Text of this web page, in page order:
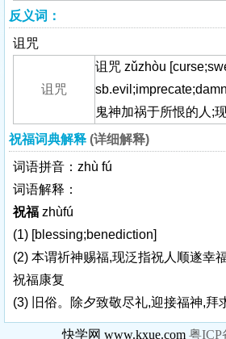
反义词：
诅咒
诅咒
诅咒 zǔzhòu
鬼神加祸于所恨的人;
祝福词典解释 (详细解释)
词语拼音：zhù fú
词语解释：
祝福 zhùfú
(1) [blessing;benediction]
(2) 本谓祈神赐福,现泛指祝人顺遂幸
祝福康复
(3) 旧俗。除夕致敬尽礼,迎接福神,拜
快学网 www.kxue.com 粤ICP